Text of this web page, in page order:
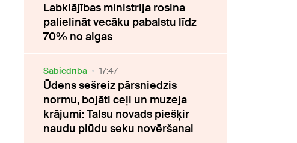
Labklājības ministrija rosina
palielināt vecāku pabalstu līdz
70% no algas
Sabiedrība 17:47
Ūdens sešreiz pārsniedzis
normu, bojāti ceļi un muzeja
krājumi: Talsu novads piešķir
naudu plūdu seku novēršanai